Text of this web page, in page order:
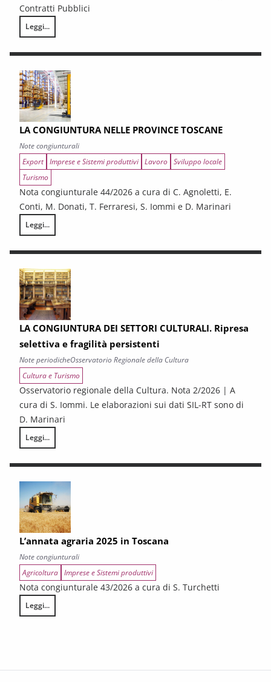
Contratti Pubblici
Leggi...
I CONTRATTI PUBBLICI AL TERMINE DEL PNRR – Andamento
LA CONGIUNTURA NELLE PROVINCE TOSCANE
Note congiunturali
Export Imprese e Sistemi produttivi Lavoro Sviluppo locale
Turismo
Nota congiunturale 44/2026 a cura di C. Agnoletti, E.
Conti, M. Donati, T. Ferraresi, S. Iommi e D. Marinari
Leggi...
LA CONGIUNTURA NELLE PROVINCE TOSCANE
LA CONGIUNTURA DEI SETTORI CULTURALI. Ripresa
selettiva e fragilità persistenti
Note periodicheOsservatorio Regionale della Cultura
Cultura e Turismo
Osservatorio regionale della Cultura. Nota 2/2026 | A
cura di S. Iommi. Le elaborazioni sui dati SIL-RT sono di
D. Marinari
Leggi...
LA CONGIUNTURA DEI SETTORI CULTURALI. Ripresa selettiva e
L’annata agraria 2025 in Toscana
Note congiunturali
Agricoltura Imprese e Sistemi produttivi
Nota congiunturale 43/2026 a cura di S. Turchetti
Leggi...
L’annata agraria 2025 in Toscana